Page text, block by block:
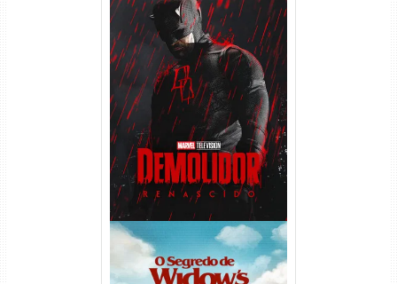
Demolidor: Renascido 2ª
Temporada (2026) WEB-DL
1080p Dual Áudio